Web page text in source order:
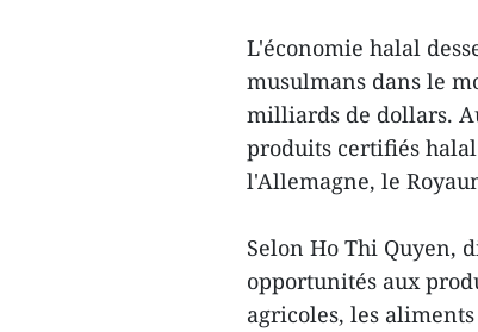
L'économie halal
musulmans dans le
milliards de dollars.
produits certifiés halal
l'Allemagne, le
Selon Ho Thi Quyen,
opportunités aux
agricoles, les